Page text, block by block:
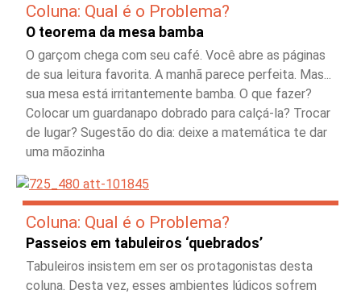
Coluna: Qual é o Problema?
O teorema da mesa bamba
O garçom chega com seu café. Você abre as páginas
de sua leitura favorita. A manhã parece perfeita. Mas...
sua mesa está irritantemente bamba. O que fazer?
Colocar um guardanapo dobrado para calçá-la? Trocar
de lugar? Sugestão do dia: deixe a matemática te dar
uma mãozinha
Coluna: Qual é o Problema?
Passeios em tabuleiros ‘quebrados’
Tabuleiros insistem em ser os protagonistas desta
coluna. Desta vez, esses ambientes lúdicos sofrem